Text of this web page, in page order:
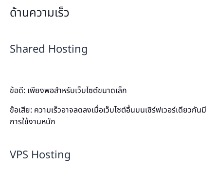
ด้านความเร็ว
Shared Hosting
ข้อดี: เพียงพอสำหรับเว็บไซต์ขนาดเล็ก
ข้อเสีย: ความเร็วอาจลดลงเมื่อเว็บไซต์อื่นบนเซิร์ฟเวอร์เดียวกันมี
การใช้งานหนัก
VPS Hosting